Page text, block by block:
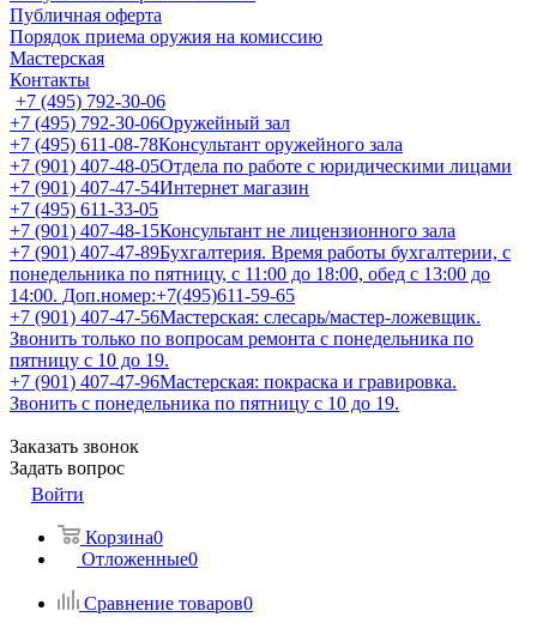
Публичная оферта
Порядок приема оружия на комиссию
Мастерская
Контакты
+7 (495) 792-30-06
+7 (495) 792-30-06Оружейный зал
+7 (495) 611-08-78Консультант оружейного зала
+7 (901) 407-48-05Отдела по работе с юридическими лицами
+7 (901) 407-47-54Интернет магазин
+7 (495) 611-33-05
+7 (901) 407-48-15Консультант не лицензионного зала
+7 (901) 407-47-89Бухгалтерия. Время работы бухгалтерии, с
понедельника по пятницу, с 11:00 до 18:00, обед с 13:00 до
14:00. Доп.номер:+7(495)611-59-65
+7 (901) 407-47-56Мастерская: слесарь/мастер-ложевщик.
Звонить только по вопросам ремонта с понедельника по
пятницу с 10 до 19.
+7 (901) 407-47-96Мастерская: покраска и гравировка.
Звонить с понедельника по пятницу с 10 до 19.
Заказать звонок
Задать вопрос
Войти
Корзина0
Отложенные0
Сравнение товаров0